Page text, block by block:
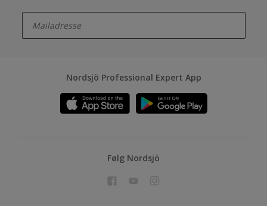
Nordsjö Professional Expert App
Følg Nordsjö